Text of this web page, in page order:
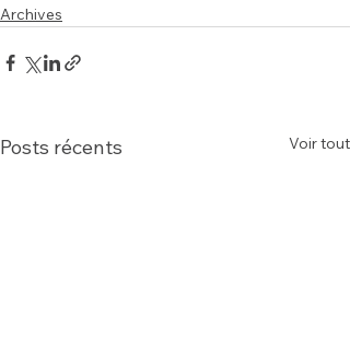
Archives
Posts récents Voir tout